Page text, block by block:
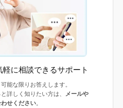
に相談できるサポート
能な限りお答えします。
詳しく知りたい方は、
メールや
せください。